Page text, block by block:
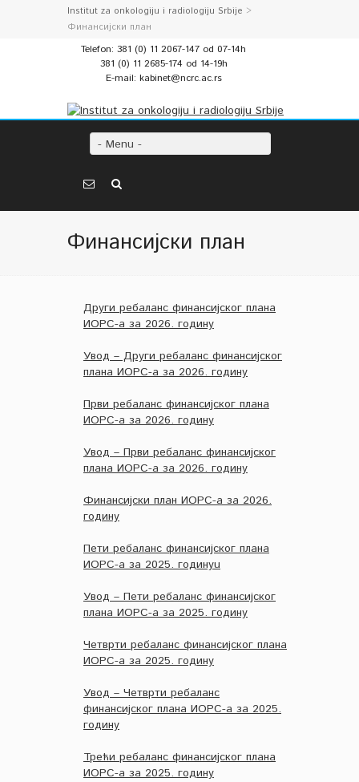
Institut za onkologiju i radiologiju Srbije >
Финансијски план
Telefon: 381 (0) 11 2067-147 od 07-14h
381 (0) 11 2685-174 od 14-19h
E-mail: kabinet@ncrc.ac.rs
- Menu -
Финансијски план
Други ребаланс финансијског плана
ИОРС-а за 2026. годину
Увод – Други ребаланс финансијског
плана ИОРС-а за 2026. годину
Први ребаланс финансијског плана
ИОРС-а за 2026. годину
Увод – Први ребаланс финансијског
плана ИОРС-а за 2026. годину
Финансијски план ИОРС-а за 2026.
годину
Пети ребаланс финансијског плана
ИОРС-а за 2025. годинуu
Увод – Пети ребаланс финансијског
плана ИОРС-а за 2025. годину
Четврти ребаланс финансијског плана
ИОРС-а за 2025. годину
Увод – Четврти ребаланс
финансијског плана ИОРС-а за 2025.
годину
Трећи ребаланс финансијског плана
ИОРС-а за 2025. годину